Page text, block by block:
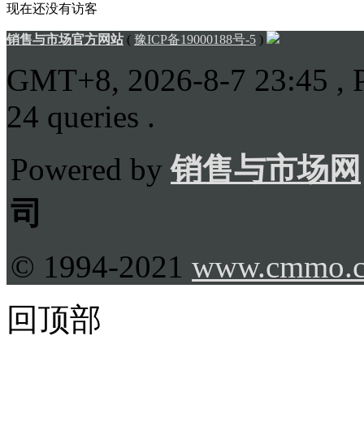
现在还没有访客
销售与市场官方网站( 豫ICP备19000188号-5 )
GMT+8, 2026-8-7 23:45 ,
24 queries .
Powered by销售与市场网
司
© 1994-2021
回顶部